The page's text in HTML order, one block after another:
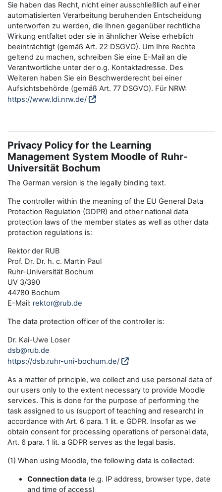
Sie haben das Recht, nicht einer ausschließlich auf einer
automatisierten Verarbeitung beruhenden Entscheidung
unterworfen zu werden, die Ihnen gegenüber rechtliche
Wirkung entfaltet oder sie in ähnlicher Weise erheblich
beeinträchtigt (gemäß Art. 22 DSGVO). Um Ihre Rechte
geltend zu machen, schreiben Sie eine E-Mail an die
Verantwortliche unter der o.g. Kontaktadresse. Des
Weiteren haben Sie ein Beschwerderecht bei einer
Aufsichtsbehörde (gemäß Art. 77 DSGVO). Für NRW:
https://www.ldi.nrw.de/
Privacy Policy for the Learning
Management System Moodle of Ruhr-
Universität Bochum
The German version is the legally binding text.
The controller within the meaning of the EU General Data
Protection Regulation (GDPR) and other national data
protection laws of the member states as well as other data
protection regulations is:
Rektor der RUB
Prof. Dr. Dr. h. c. Martin Paul
Ruhr-Universität Bochum
UV 3/390
44780 Bochum
E-Mail: rektor@rub.de
The data protection officer of the controller is:
Dr. Kai-Uwe Loser
dsb@rub.de
https://dsb.ruhr-uni-bochum.de/
As a matter of principle, we collect and use personal data of
our users only to the extent necessary to provide Moodle
services. This is done for the purpose of performing the
task assigned to us (support of teaching and research) in
accordance with Art. 6 para. 1 lit. e GDPR. Insofar as we
obtain consent for processing operations of personal data,
Art. 6 para. 1 lit. a GDPR serves as the legal basis.
(1) When using Moodle, the following data is collected:
Connection data (e.g. IP address, browser type, date
and time of access)